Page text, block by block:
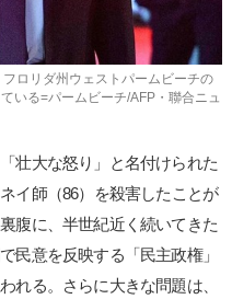
ロリダ州ウェストパームビーチの
いる=パームビーチ/AFP・聯合ニュ
壮大な怒り」と名付けられた
イ師（86）を殺害したことが
腹に、半世紀近く続いてきた
民意を反映する「民主政権」
れる。さらに大きな問題は、